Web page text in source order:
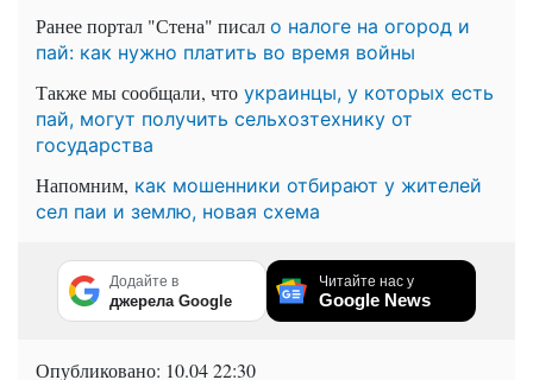
Ранее портал "Стена" писал о налоге на огород и
пай: как нужно платить во время войны
Также мы сообщали, что украинцы, у которых есть
пай, могут получить сельхозтехнику от
государства
Напомним, как мошенники отбирают у жителей
сел паи и землю, новая схема
Додайте в
джерела Google
Читайте нас у
Google News
Опубликовано: 10.04 22:30